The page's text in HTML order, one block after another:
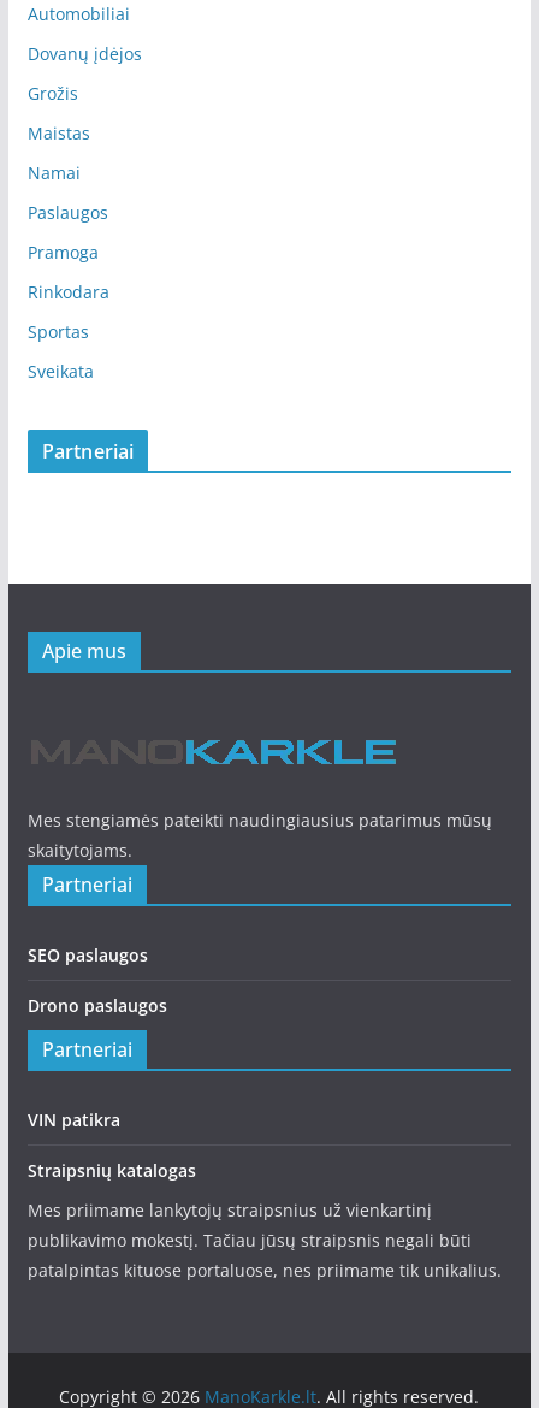
Automobiliai
Dovanų įdėjos
Grožis
Maistas
Namai
Paslaugos
Pramoga
Rinkodara
Sportas
Sveikata
Partneriai
Apie mus
Mes stengiamės pateikti naudingiausius patarimus mūsų
skaitytojams.
Partneriai
SEO paslaugos
Drono paslaugos
Partneriai
VIN patikra
Straipsnių katalogas
Mes priimame lankytojų straipsnius už vienkartinį
publikavimo mokestį. Tačiau jūsų straipsnis negali būti
patalpintas kituose portaluose, nes priimame tik unikalius.
Copyright © 2026 ManoKarkle.lt. All rights reserved.